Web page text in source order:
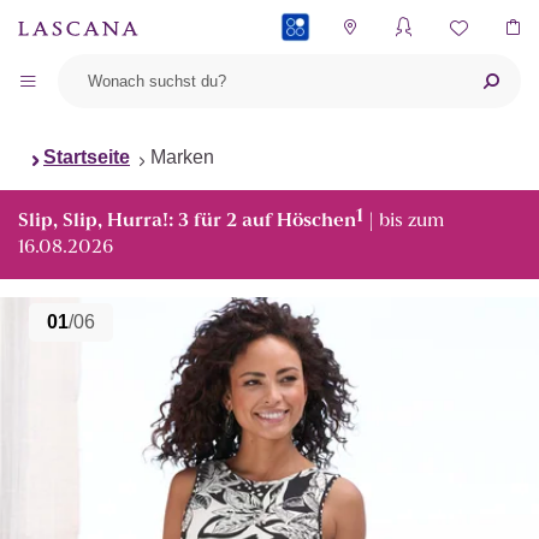
Startseite Marken
Slip, Slip, Hurra!: 3 für 2 auf Höschen1 | bis zum
16.08.2026
01/06